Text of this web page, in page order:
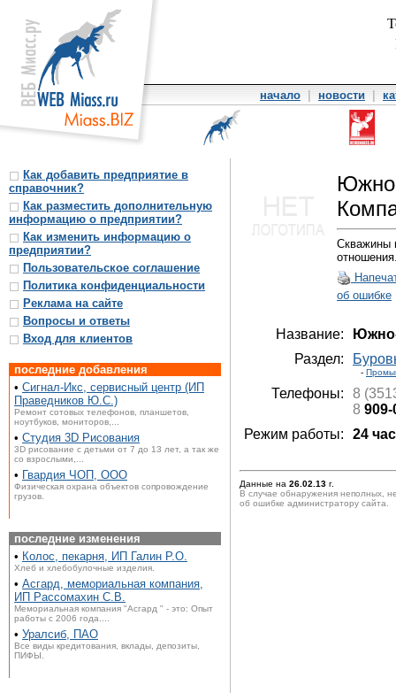
начало новости
Как добавить предприятие в
справочник?
Как разместить дополнительную
информацию о предприятии?
Как изменить информацию о
предприятии?
Пользовательское соглашение
Политика конфиденциальности
Реклама на сайте
Вопросы и ответы
Вход для клиентов
последние добавления
• Сигнал-Икс, сервисный центр (ИП
Праведников Ю.С.)
Ремонт сотовых телефонов, планшетов,
ноутбуков, мониторов,...
• Студия 3D Рисования
3D рисование с детьми от 7 до 13 лет, а так же
со взрослыми,...
• Гвардия ЧОП, ООО
Физическая охрана объектов сопровождение
грузов.
последние изменения
• Колос, пекарня, ИП Галин Р.О.
Хлеб и хлебобулочные изделия.
• Асгард, мемориальная компания,
ИП Рассомахин С.В.
Мемориальная компания "Асгард " - это: Опыт
работы с 2006 года....
• Уралсиб, ПАО
Все виды кредитования, вклады, депозиты,
ПИФЫ.
Скважины
об ошибке
Название:
Раздел:
-
Телефоны:
8
8 909-
Режим работы:
24
Данные на 26.02.13 г.
В случае обнаружения неполных,
об ошибке администратору сайта.